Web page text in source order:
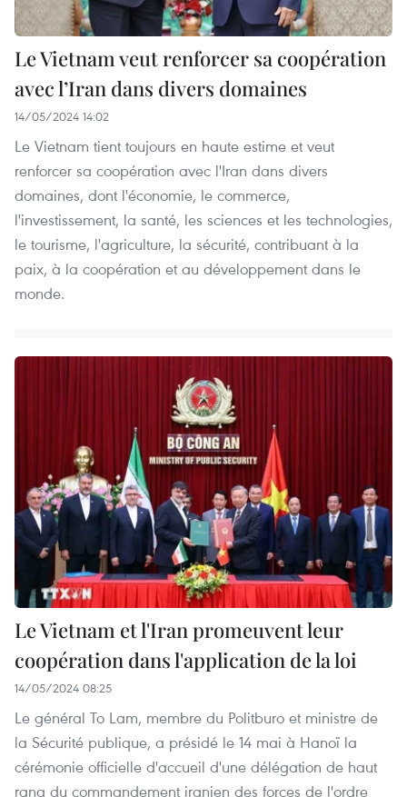
Le Vietnam veut renforcer sa coopération
avec l’Iran dans divers domaines
14/05/2024 14:02
Le Vietnam tient toujours en haute estime et veut
renforcer sa coopération avec l'Iran dans divers
domaines, dont l'économie, le commerce,
l'investissement, la santé, les sciences et les technologies,
le tourisme, l'agriculture, la sécurité, contribuant à la
paix, à la coopération et au développement dans le
monde.
Le Vietnam et l'Iran promeuvent leur
coopération dans l'application de la loi
14/05/2024 08:25
Le général To Lam, membre du Politburo et ministre de
la Sécurité publique, a présidé le 14 mai à Hanoï la
cérémonie officielle d'accueil d'une délégation de haut
rang du commandement iranien des forces de l'ordre